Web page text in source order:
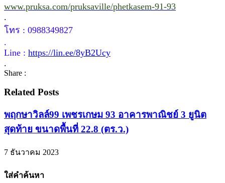
www.pruksa.com/pruksaville/phetkasem-91-93
.
โทร : 0988349827
.
Line : https://lin.ee/8yB2Ucy
.
Share :
Related Posts
พฤกษาวิลล์99 เพชรเกษม 93 อาคารพาณิชย์ 3 ยูนิต
สุดท้าย ขนาดพื้นที่ 22.8 (ตร.ว.)
7 ธันวาคม 2023
ใส่คำค้นหา